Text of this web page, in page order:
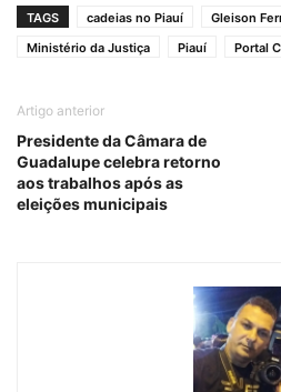
TAGS cadeias no Piauí
Gleison
Ministério da Justiça
Piauí Portal
Artigo anterior
Presidente da Câmara de
Guadalupe celebra retorno
aos trabalhos após as
eleições municipais